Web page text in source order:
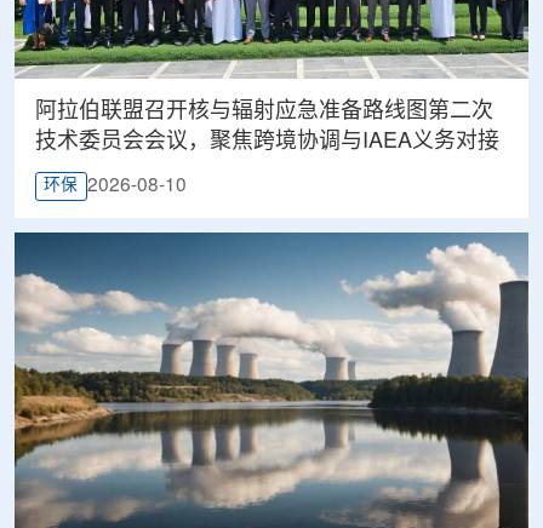
阿拉伯联盟召开核与辐射应急准备路线图第二次
技术委员会会议，聚焦跨境协调与IAEA义务对接
环保 2026-08-10